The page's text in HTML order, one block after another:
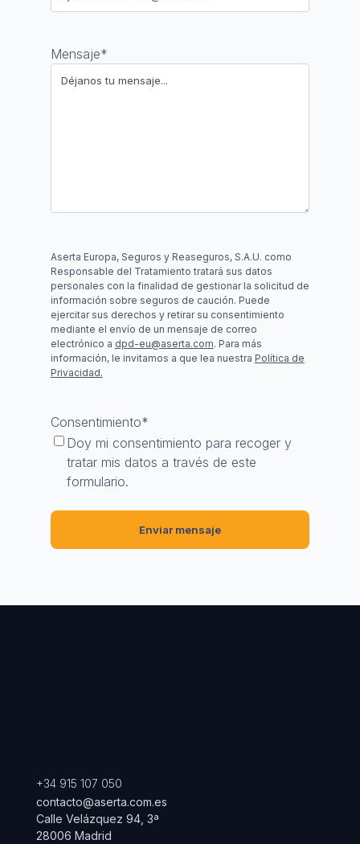
Mensaje*
Aserta Europa, Seguros y Reaseguros, S.A.U. como
Responsable del Tratamiento tratará sus datos
personales con la finalidad de gestionar la solicitud de
información sobre seguros de caución. Puede
ejercitar sus derechos y retirar su consentimiento
mediante el envío de un mensaje de correo
electrónico a dpd-eu@aserta.com. Para más
información, le invitamos a que lea nuestra Política de
Privacidad.
Consentimiento*
Doy mi consentimiento para recoger y
tratar mis datos a través de este
formulario.
+34 915 107 050
contacto@aserta.com.es
Calle Velázquez 94, 3ª
28006 Madrid